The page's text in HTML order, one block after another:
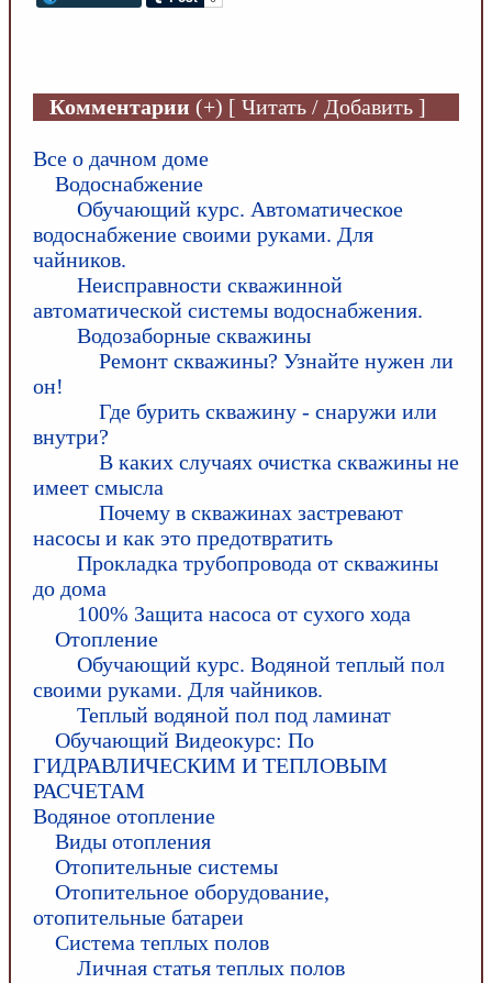
Комментарии (+) [ Читать / Добавить ]
Все о дачном доме
Водоснабжение
Обучающий курс. Автоматическое
водоснабжение своими руками. Для
чайников.
Неисправности скважинной
автоматической системы водоснабжения.
Водозаборные скважины
Ремонт скважины? Узнайте нужен ли
он!
Где бурить скважину - снаружи или
внутри?
В каких случаях очистка скважины не
имеет смысла
Почему в скважинах застревают
насосы и как это предотвратить
Прокладка трубопровода от скважины
до дома
100% Защита насоса от сухого хода
Отопление
Обучающий курс. Водяной теплый пол
своими руками. Для чайников.
Теплый водяной пол под ламинат
Обучающий Видеокурс: По
ГИДРАВЛИЧЕСКИМ И ТЕПЛОВЫМ
РАСЧЕТАМ
Водяное отопление
Виды отопления
Отопительные системы
Отопительное оборудование,
отопительные батареи
Система теплых полов
Личная статья теплых полов